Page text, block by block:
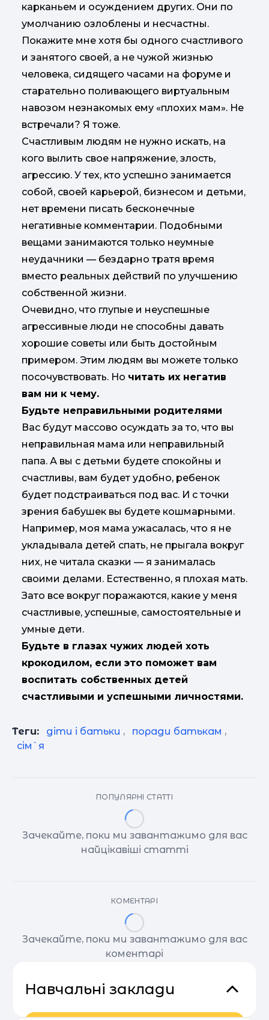
карканьем и осуждением других. Они по
умолчанию озлоблены и несчастны.
Покажите мне хотя бы одного счастливого
и занятого своей, а не чужой жизнью
человека, сидящего часами на форуме и
старательно поливающего виртуальным
навозом незнакомых ему «плохих мам». Не
встречали? Я тоже.
Счастливым людям не нужно искать, на
кого вылить свое напряжение, злость,
агрессию. У тех, кто успешно занимается
собой, своей карьерой, бизнесом и детьми,
нет времени писать бесконечные
негативные комментарии. Подобными
вещами занимаются только неумные
неудачники — бездарно тратя время
вместо реальных действий по улучшению
собственной жизни.
Очевидно, что глупые и неуспешные
агрессивные люди не способны давать
хорошие советы или быть достойным
примером. Этим людям вы можете только
посочувствовать. Но читать их негатив
вам ни к чему.
Будьте неправильными родителями
Вас будут массово осуждать за то, что вы
неправильная мама или неправильный
папа. А вы с детьми будете спокойны и
счастливы, вам будет удобно, ребенок
будет подстраиваться под вас. И с точки
зрения бабушек вы будете кошмарными.
Например, моя мама ужасалась, что я не
укладывала детей спать, не прыгала вокруг
них, не читала сказки — я занималась
своими делами. Естественно, я плохая мать.
Зато все вокруг поражаются, какие у меня
счастливые, успешные, самостоятельные и
умные дети.
Будьте в глазах чужих людей хоть
крокодилом, если это поможет вам
воспитать собственных детей
счастливыми и успешными личностями.
Теги: діти і батьки , поради батькам ,
сім`я
ПОПУЛЯРНІ СТАТТІ
Зачекайте, поки ми завантажимо для вас
найцікавіші статті
КОМЕНТАРІ
Зачекайте, поки ми завантажимо для вас
коментарі
Навчальні заклади